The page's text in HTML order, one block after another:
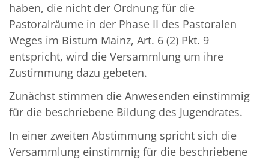
haben, die nicht der Ordnung für die
Pastoralräume in der Phase II des Pastoralen
Weges im Bistum Mainz, Art. 6 (2) Pkt. 9
entspricht, wird die Versammlung um ihre
Zustimmung dazu gebeten.
Zunächst stimmen die Anwesenden einstimmig
für die beschriebene Bildung des Jugendrates.
In einer zweiten Abstimmung spricht sich die
Versammlung einstimmig für die beschriebene